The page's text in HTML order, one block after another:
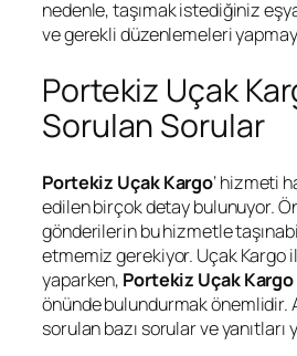
nedenle, taşımak istediğiniz
ve gerekli düzenlemeleri
Portekiz Uçak
Sorulan Sorular
Portekiz Uçak Kargo‘ hizmeti
edilen birçok detay bulunuyor.
gönderilerin bu hizmetle
etmemiz gerekiyor. Uçak Kargo
yaparken, Portekiz Uçak Kargo
önünde bulundurmak önemlidir.
sorulan bazı sorular ve yanıtları